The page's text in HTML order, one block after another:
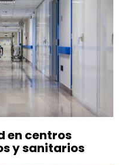
en centros
y sanitarios